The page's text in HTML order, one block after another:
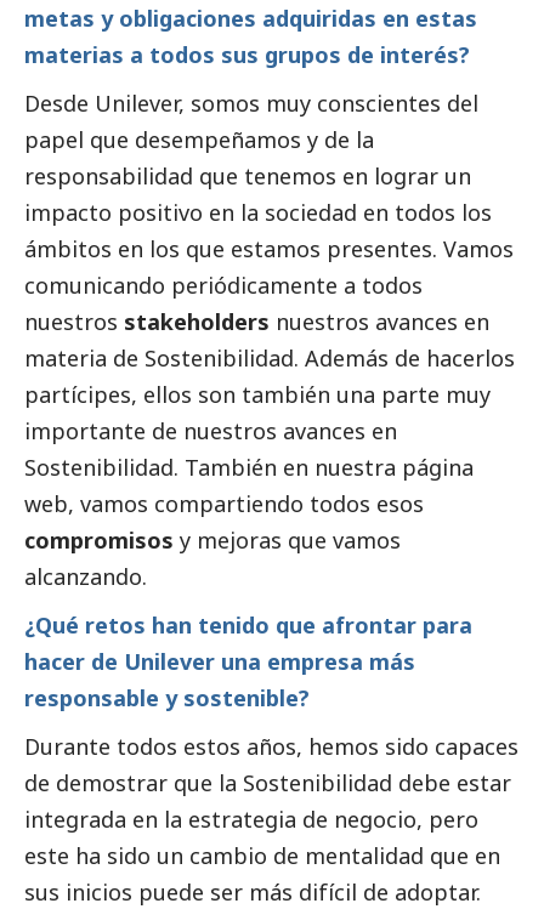
metas y obligaciones adquiridas en estas
materias a todos sus grupos de interés?
Desde Unilever, somos muy conscientes del
papel que desempeñamos y de la
responsabilidad que tenemos en lograr un
impacto positivo en la sociedad en todos los
ámbitos en los que estamos presentes. Vamos
comunicando periódicamente a todos
nuestros stakeholders nuestros avances en
materia de Sostenibilidad. Además de hacerlos
partícipes, ellos son también una parte muy
importante de nuestros avances en
Sostenibilidad. También en nuestra página
web, vamos compartiendo todos esos
compromisos y mejoras que vamos
alcanzando.
¿Qué retos han tenido que afrontar para
hacer de Unilever una empresa más
responsable y sostenible?
Durante todos estos años, hemos sido capaces
de demostrar que la Sostenibilidad debe estar
integrada en la estrategia de negocio, pero
este ha sido un cambio de mentalidad que en
sus inicios puede ser más difícil de adoptar.